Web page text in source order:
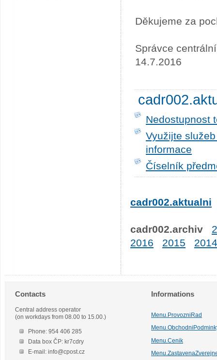
Děkujeme za
Správce
14.7.2016
Nedostupnost
Využijte
informace
Číselník
cadr002.aktualni
cadr002.archiv
2016
2015 2014
Contacts
Central address operator
(on workdays from 08.00 to 15.00.)
Phone: 954 406 285
Data box ČP: kr7cdry
E-mail: info@cpost.cz
Informations
Menu.ProvozniRad
Menu.Cenik